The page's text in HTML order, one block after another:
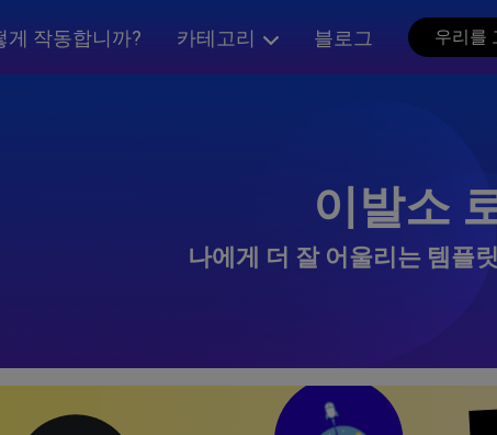
게 작동합니까? 카테고리 블로그 우리를
이발소
나에게 더 잘 어울리는 템플